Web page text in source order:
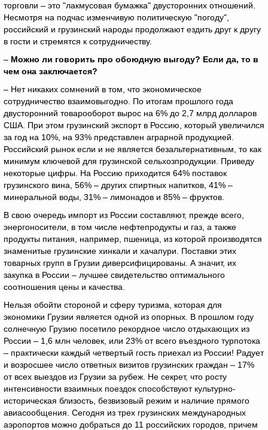
торговли – это "лакмусовая бумажка" двусторонних отношений.
Несмотря на подчас изменчивую политическую "погоду",
российский и грузинский народы продолжают ездить друг к другу
в гости и стремятся к сотрудничеству.
– Можно ли говорить про обоюдную выгоду? Если да, то в
чем она заключается?
– Нет никаких сомнений в том, что экономическое
сотрудничество взаимовыгодно. По итогам прошлого года
двусторонний товарооборот вырос на 6% до 2,7 млрд долларов
США. При этом грузинский экспорт в Россию, который увеличился
за год на 10%, на 93% представлен аграрной продукцией.
Российский рынок если и не является безальтернативным, то как
минимум ключевой для грузинской сельхозпродукции. Приведу
некоторые цифры. На Россию приходится 64% поставок
грузинского вина, 56% – других спиртных напитков, 41% –
минеральной воды, 31% – лимонадов и 85% – фруктов.
В свою очередь импорт из России составляют, прежде всего,
энергоносители, в том числе нефтепродукты и газ, а также
продукты питания, например, пшеница, из которой производятся
знаменитые грузинские хинкали и хачапури. Поставки этих
товарных групп в Грузии диверсифицированы. А значит, их
закупка в России – лучшее свидетельство оптимального
соотношения цены и качества.
Нельзя обойти стороной и сферу туризма, которая для
экономики Грузии является одной из опорных. В прошлом году
солнечную Грузию посетило рекордное число отдыхающих из
России – 1,6 млн человек, или 23% от всего въездного турпотока
– практически каждый четвертый гость приехал из России! Радует
и возросшее число ответных визитов грузинских граждан – 17%
от всех выездов из Грузии за рубеж. Не секрет, что росту
интенсивности взаимных поездок способствуют культурно-
историческая близость, безвизовый режим и наличие прямого
авиасообщения. Сегодня из трех грузинских международных
аэропортов можно добраться до 11 российских городов, причем